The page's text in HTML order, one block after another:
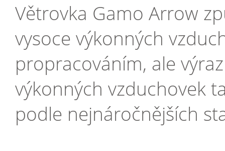
Větrovka Gamo Arrow
vysoce výkonných
propracováním, ale
výkonných vzduchovek
podle nejnáročnějších